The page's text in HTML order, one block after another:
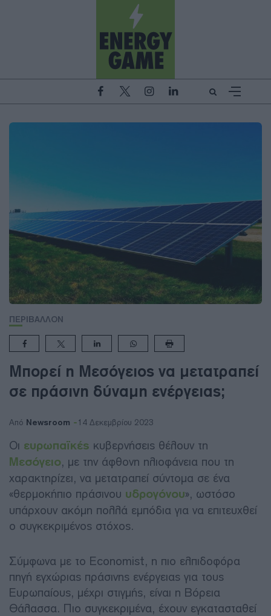
ΠΕΡΙΒΑΛΛΟΝ
Μπορεί η Μεσόγειος να μετατραπεί
σε πράσινη δύναμη ενέργειας;
Από Newsroom 14 Δεκεμβρίου 2023
Οι ευρωπαϊκές κυβερνήσεις θέλουν τη
Μεσόγειο, με την άφθονη ηλιοφάνεια που τη
χαρακτηρίζει, να μετατραπεί σύντομα σε ένα
«θερμοκήπιο πράσινου υδρογόνου», ωστόσο
υπάρχουν ακόμη πολλά εμπόδια για να επιτευχθεί
ο συγκεκριμένος στόχος.
Σύμφωνα με το Economist, η πιο ελπιδοφόρα
πηγή εγχώριας πράσινης ενέργειας για τους
Ευρωπαίους, μέχρι στιγμής, είναι η Βόρεια
Θάλασσα. Πιο συγκεκριμένα, έχουν εγκατασταθεί